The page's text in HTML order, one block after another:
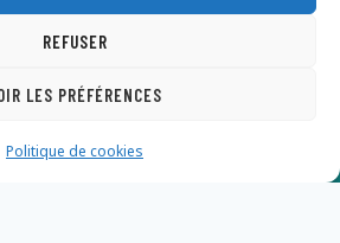
REFUSER
LES PRÉFÉRENCES
Politique de cookies
de confidentialité